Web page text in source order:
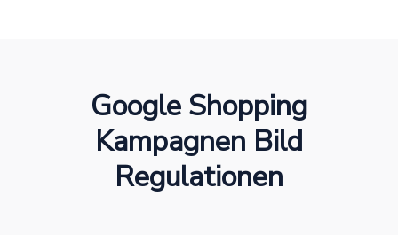
Google Shopping
Kampagnen Bild
Regulationen